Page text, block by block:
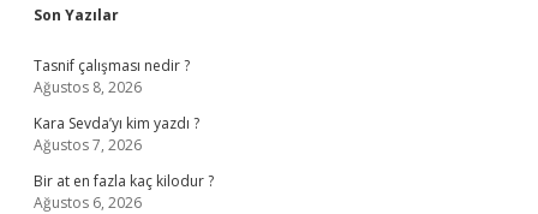
Sidebar
Son Yazılar
Tasnif çalışması nedir ?
Ağustos 8, 2026
Kara Sevda’yı kim yazdı ?
Ağustos 7, 2026
Bir at en fazla kaç kilodur ?
Ağustos 6, 2026